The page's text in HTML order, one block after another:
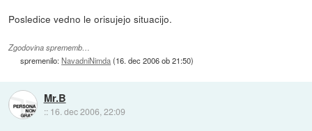
Posledice vedno le orisujejo situacijo.
Zgodovina sprememb…
spremenilo:NavadniNimda(16. dec 2006 ob 21:50)
Mr.B
:: 16. dec 2006, 22:09